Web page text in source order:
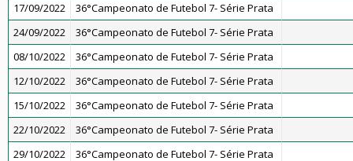
17/09/2022
36°Campeonato de Futebol 7- Série Prata
24/09/2022
36°Campeonato de Futebol 7- Série Prata
08/10/2022
36°Campeonato de Futebol 7- Série Prata
12/10/2022
36°Campeonato de Futebol 7- Série Prata
15/10/2022
36°Campeonato de Futebol 7- Série Prata
22/10/2022
36°Campeonato de Futebol 7- Série Prata
29/10/2022
36°Campeonato de Futebol 7- Série Prata